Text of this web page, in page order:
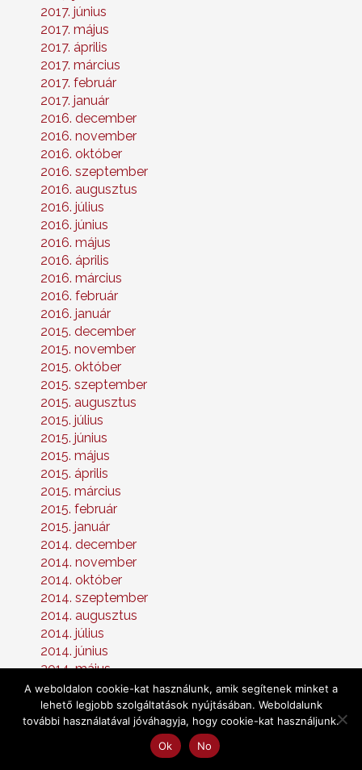
2017. június
2017. május
2017. április
2017. március
2017. február
2017. január
2016. december
2016. november
2016. október
2016. szeptember
2016. augusztus
2016. július
2016. június
2016. május
2016. április
2016. március
2016. február
2016. január
2015. december
2015. november
2015. október
2015. szeptember
2015. augusztus
2015. július
2015. június
2015. május
2015. április
2015. március
2015. február
2015. január
2014. december
2014. november
2014. október
2014. szeptember
2014. augusztus
2014. július
2014. június
2014. május
2014. április
2014. március
2014. február
A weboldalon cookie-kat használunk, amik segítenek minket a
lehető legjobb szolgáltatások nyújtásában. Weboldalunk
további használatával jóváhagyja, hogy cookie-kat használjunk.
Ok
No